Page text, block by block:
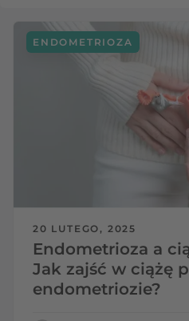
20 LUTEGO, 2025
Endometrioza a
Jak zajść w ciążę
endometriozie?
ENDOMETRIOZA